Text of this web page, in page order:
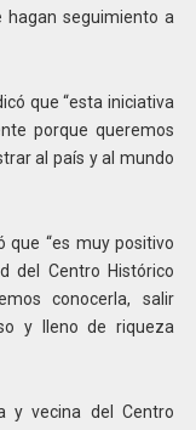
hagan seguimiento a
que “esta iniciativa
porque queremos
al país y al mundo
que “es muy positivo
del Centro Histórico
conocerla, salir
y lleno de riqueza
y vecina del Centro